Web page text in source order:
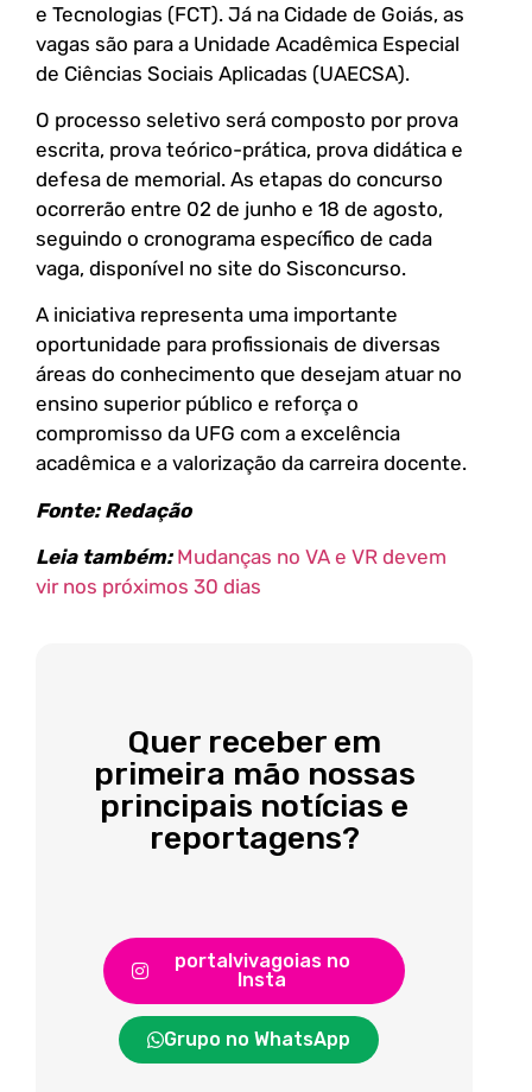
e Tecnologias (FCT). Já na Cidade de Goiás, as
vagas são para a Unidade Acadêmica Especial
de Ciências Sociais Aplicadas (UAECSA).
O processo seletivo será composto por prova
escrita, prova teórico-prática, prova didática e
defesa de memorial. As etapas do concurso
ocorrerão entre 02 de junho e 18 de agosto,
seguindo o cronograma específico de cada
vaga, disponível no site do Sisconcurso.
A iniciativa representa uma importante
oportunidade para profissionais de diversas
áreas do conhecimento que desejam atuar no
ensino superior público e reforça o
compromisso da UFG com a excelência
acadêmica e a valorização da carreira docente.
Fonte: Redação
Leia também: Mudanças no VA e VR devem
vir nos próximos 30 dias
Quer receber em
primeira mão nossas
principais notícias e
reportagens?
portalvivagoias no
Insta
Grupo no WhatsApp